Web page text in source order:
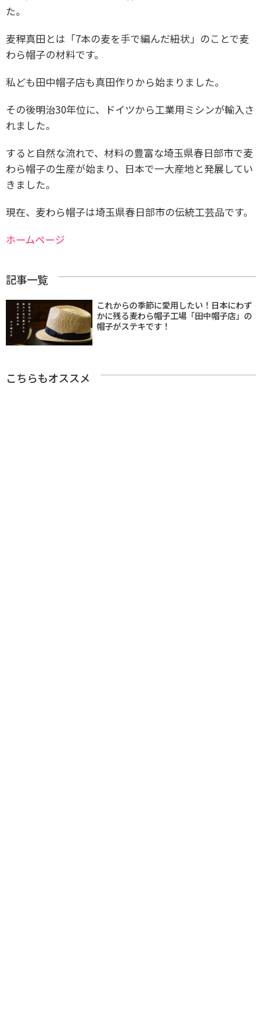
た。
麦稈真田とは「7本の麦を手で編んだ紐状」のことで麦
わら帽子の材料です。
私ども田中帽子店も真田作りから始まりました。
その後明治30年位に、ドイツから工業用ミシンが輸入さ
れました。
すると自然な流れで、材料の豊富な埼玉県春日部市で麦
わら帽子の生産が始まり、日本で一大産地と発展してい
きました。
現在、麦わら帽子は埼玉県春日部市の伝統工芸品です。
ホームページ
記事一覧
これからの季節に愛用したい！日本にわず
かに残る麦わら帽子工場「田中帽子店」の
帽子がステキです！
こちらもオススメ